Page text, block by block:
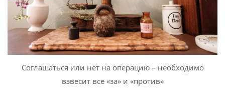
Соглашаться или нет на операцию – необходимо
взвесит все «за» и «против»